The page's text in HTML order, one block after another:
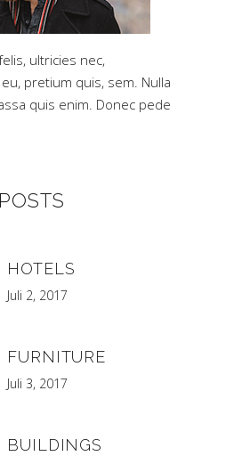
ultricies nec,
pretium quis, sem. Nulla
quis enim. Donec pede
HOTELS
Juli 2, 2017
FURNITURE
Juli 3, 2017
BUILDINGS